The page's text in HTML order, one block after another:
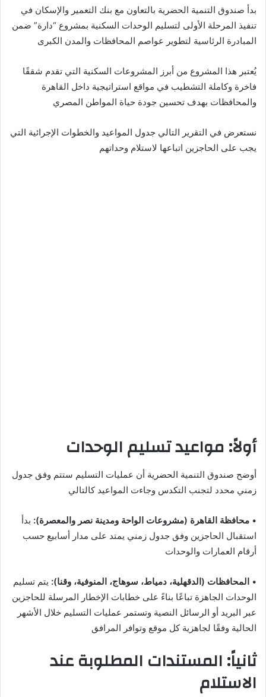
بدأ صندوق التنمية الحضرية بالتعاون مع بنك التعمير والإسكان في
تنفيذ المرحلة الأولى لتسليم الوحدات السكنية بمشروع “دارة” ضمن
المبادرة الرئاسية لتطوير عواصم المحافظات والمدن الكبرى
يُعتبر هذا المشروع من أبرز المشروعات السكنية التي تقدم شققًا
فاخرة وكاملة التشطيب في مواقع استراتيجية داخل القاهرة
والمحافظات بهدف تحسين جودة حياة المواطن المصري
نستعرض في التقرير التالي جدول المواعيد والخطوات الإجرائية التي
يجب على الحاجزين اتباعها لاستلام وحداتهم
أولاً: مواعيد تسليم الوحدات
أوضح صندوق التنمية الحضرية أن عمليات التسليم ستتم وفق جدول
زمني محدد لتجنب التكدس وجاءت المواعيد كالتالي
• محافظة القاهرة (مشروعات الواحة ومدينة نصر والمعصرة): بدأ
استقبال الحاجزين وفق جدول زمني يمتد على مدار أسابيع حسب
أرقام العمارات والوحدات
• المحافظات (الدقهلية، دمياط، سوهاج، المنوفية، وقنا): يتم تسليم
الوحدات الجاهزة تباعًا بناءً على خطابات الإخطار المرسلة للحاجزين
عبر البريد أو الرسائل النصية وتستمر عمليات التسليم خلال الأشهر
الحالية وفقًا لجاهزية كل موقع وتوافر المرافق
ثانياً: المستندات المطلوبة عند
الاستلام